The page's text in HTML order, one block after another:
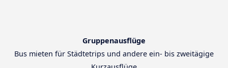
Gruppenausflüge
Bus mieten für Städtetrips und andere ein- bis zweitägige